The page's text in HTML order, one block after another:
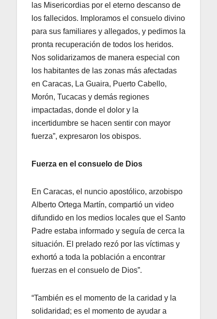
las Misericordias por el eterno descanso de
los fallecidos. Imploramos el consuelo divino
para sus familiares y allegados, y pedimos la
pronta recuperación de todos los heridos.
Nos solidarizamos de manera especial con
los habitantes de las zonas más afectadas
en Caracas, La Guaira, Puerto Cabello,
Morón, Tucacas y demás regiones
impactadas, donde el dolor y la
incertidumbre se hacen sentir con mayor
fuerza”, expresaron los obispos.
Fuerza en el consuelo de Dios
En Caracas, el nuncio apostólico, arzobispo
Alberto Ortega Martín, compartió un video
difundido en los medios locales que el Santo
Padre estaba informado y seguía de cerca la
situación. El prelado rezó por las víctimas y
exhortó a toda la población a encontrar
fuerzas en el consuelo de Dios”.
“También es el momento de la caridad y la
solidaridad; es el momento de ayudar a